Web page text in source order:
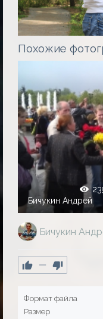
Похожие
Бичукин Андрей
Бичукин
—
Формат файла
Размер